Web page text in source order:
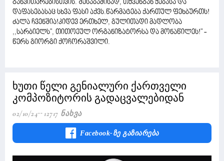
განვითარებისთვის. შესაბამისად, თქვენგან ქებასა და
დაფასებასაც სხვა ფასი აქვს.წარმატება ქართულ ფეხბურთს!
ძალა ჩვენშია!კიდევ ერთხელ, გულითადი მადლობა
,,სარბიელს'', თითოეულ ორგანიზატორსა და მონაწილეს!" -
წერს გიორგი ქოჩორაშვილი.
ხუთი წელი გენიალური ქართველი
კომპოზიტორის გადაცვალებიდან
02/10/24 12717 Ნახვა
Facebook-Ზე Გაზიარება